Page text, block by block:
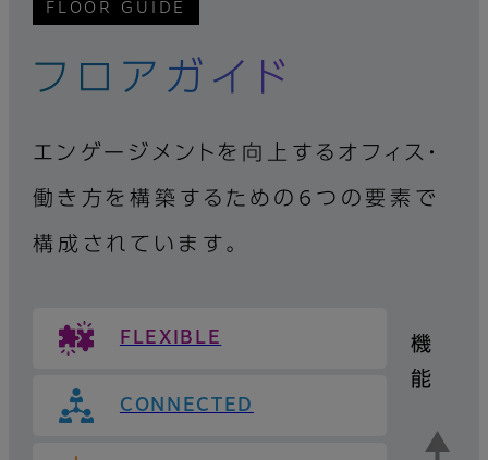
FLOOR GUIDE
フロアガイド
エンゲージメントを向上するオフィス・
働き方を構築するための6つの要素で
構成されています。
FLEXIBLE
CONNECTED
機
能